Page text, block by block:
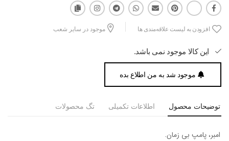
افزودن به لیست علاقه‌مندی ها موجود در سایر شعب
این کالا موجود نمی باشد.
موجود شد به من اطلاع بده
توضیحات محصول اطلاعات تکمیلی تگ محصولات
امبر، پامپ بی زمان.